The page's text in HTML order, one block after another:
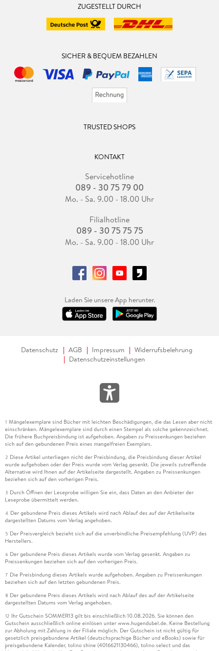
ZUGESTELLT DURCH
SICHER & BEQUEM BEZAHLEN
TRUSTED SHOPS
KONTAKT
Servicehotline
089 - 30 75 79 00
Mo. - Sa. 9.00 - 18.00 Uhr
Filialhotline
089 - 30 75 75 75
Mo. - Sa. 9.00 - 18.00 Uhr
Laden Sie unsere App herunter.
Datenschutz AGB Impressum
Widerrufsbelehrung
Datenschutzeinstellungen
1 Mängelexemplare sind Bücher mit leichten Beschädigungen, die das Lesen aber nicht
einschränken. Mängelexemplare sind durch einen Stempel als solche gekennzeichnet.
Die frühere Buchpreisbindung ist aufgehoben. Angaben zu Preissenkungen beziehen
sich auf den gebundenen Preis eines mangelfreien Exemplars.
2 Diese Artikel unterliegen nicht der Preisbindung, die Preisbindung dieser Artikel
wurde aufgehoben oder der Preis wurde vom Verlag gesenkt. Die jeweils zutreffende
Alternative wird Ihnen auf der Artikelseite dargestellt. Angaben zu Preissenkungen
beziehen sich auf den vorherigen Preis.
3 Durch Öffnen der Leseprobe willigen Sie ein, dass Daten an den Anbieter der
Leseprobe übermittelt werden.
4 Der gebundene Preis dieses Artikels wird nach Ablauf des auf der Artikelseite
dargestellten Datums vom Verlag angehoben.
5 Der Preisvergleich bezieht sich auf die unverbindliche Preisempfehlung (UVP) des
Herstellers.
6 Der gebundene Preis dieses Artikels wurde vom Verlag gesenkt. Angaben zu
Preissenkungen beziehen sich auf den vorherigen Preis.
7 Die Preisbindung dieses Artikels wurde aufgehoben. Angaben zu Preissenkungen
beziehen sich auf den letzten gebundenen Preis.
8 Der gebundene Preis dieses Artikels wird nach Ablauf des auf der Artikelseite
dargestellten Datums vom Verlag angehoben.
12 Ihr Gutschein SOMMER13 gilt bis einschließlich 10.08.2026. Sie können den
Gutschein ausschließlich online einlösen unter www.hugendubel.de. Keine Bestellung
zur Abholung mit Zahlung in der Filiale möglich. Der Gutschein ist nicht gültig für
gesetzlich preisgebundene Artikel (deutschsprachige Bücher und eBooks) sowie für
preisgebundene Kalender, tolino shine (4016621130466), tolino select und das